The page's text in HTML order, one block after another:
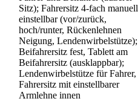
Sitz); Fahrersitz 4-fach manuell
einstellbar (vor/zurück,
hoch/runter, Rückenlehnen
Neigung, Lendenwirbelstütze);
Beifahrersitz fest, Tablett am
Beifahrersitz (ausklappbar);
Lendenwirbelstütze für Fahrer,
Fahrersitz mit einstellbarer
Armlehne innen